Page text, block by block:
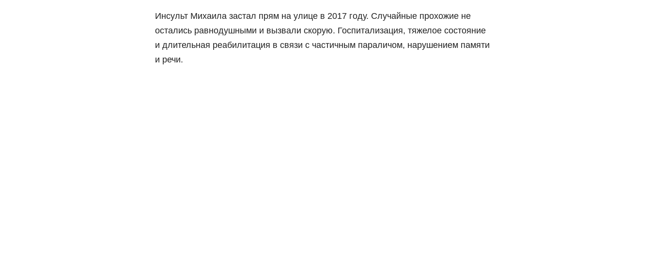
Инсульт Михаила застал прям на улице в 2017 году. Случайные прохожие не
остались равнодушными и вызвали скорую. Госпитализация, тяжелое состояние
и длительная реабилитация в связи с частичным параличом, нарушением памяти
и речи.